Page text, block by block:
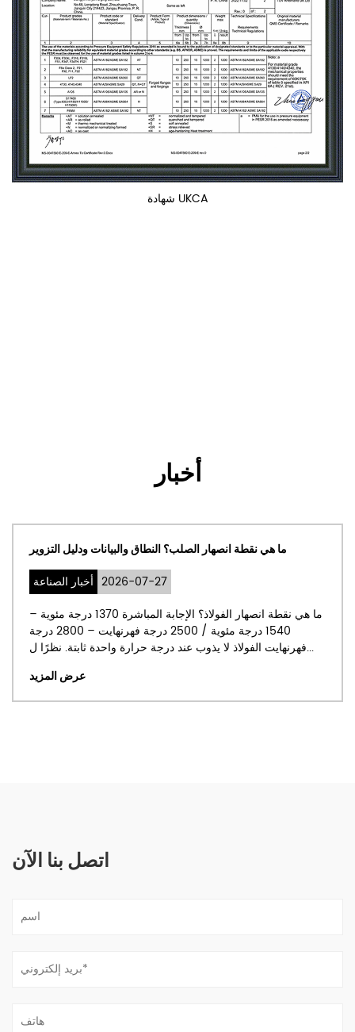
شهادة UKCA
أخبار
ما هي نقطة انصهار الصلب؟ النطاق والبيانات ودليل التزوير
أخبار الصناعة 2026-07-27
ما هي نقطة انصهار الفولاذ؟ الإجابة المباشرة 1370 درجة مئوية –
1540 درجة مئوية / 2500 درجة فهرنهايت – 2800 درجة
فهرنهايت الفولاذ لا يذوب عند درجة حرارة واحدة ثابتة. نظرًا ل...
عرض المزيد
اتصل بنا الآن